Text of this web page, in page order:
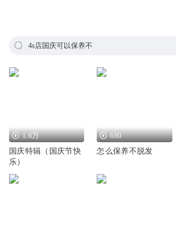
4s店国庆可以保养不
1.6万
国庆特辑（国庆节快
乐）
680
怎么保养不脱发